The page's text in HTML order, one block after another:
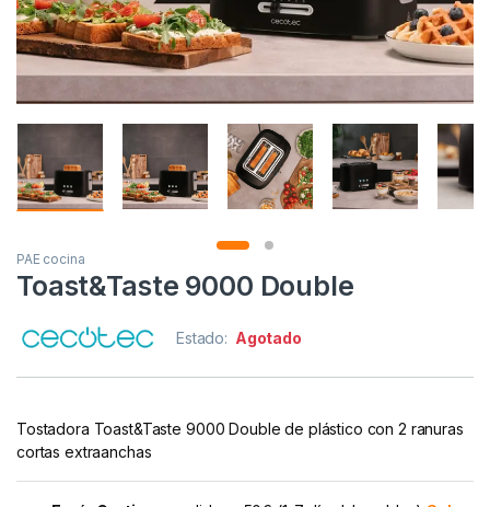
PAE cocina
Toast&Taste 9000 Double
Estado: Agotado
Tostadora Toast&Taste 9000 Double de plástico con 2 ranuras
cortas extraanchas